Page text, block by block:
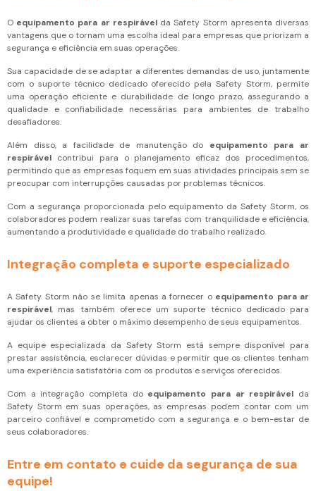
O equipamento para ar respirávelda Safety Storm apresenta diversas
vantagens que o tornam uma escolha ideal para empresas que priorizam a
segurança e eficiência em suas operações.
Sua capacidade de se adaptar a diferentes demandas de uso, juntamente
com o suporte técnico dedicado oferecido pela Safety Storm, permite
uma operação eficiente e durabilidade de longo prazo, assegurando a
qualidade e confiabilidade necessárias para ambientes de trabalho
desafiadores.
Além disso, a facilidade de manutenção do equipamento para ar
respirável contribui para o planejamento eficaz dos procedimentos,
permitindo que as empresas foquem em suas atividades principais sem se
preocupar com interrupções causadas por problemas técnicos.
Com a segurança proporcionada pelo equipamento da Safety Storm, os
colaboradores podem realizar suas tarefas com tranquilidade e eficiência,
aumentando a produtividade e qualidade do trabalho realizado.
Integração completa e suporte especializado
A Safety Storm não se limita apenas a fornecer o equipamento para ar
respirável, mas também oferece um suporte técnico dedicado para
ajudar os clientes a obter o máximo desempenho de seus equipamentos.
A equipe especializada da Safety Storm está sempre disponível para
prestar assistência, esclarecer dúvidas e permitir que os clientes tenham
uma experiência satisfatória com os produtos e serviços oferecidos.
Com a integração completa do equipamento para ar respirável da
Safety Storm em suas operações, as empresas podem contar com um
parceiro confiável e comprometido com a segurança e o bem-estar de
seus colaboradores.
Entre em contato e cuide da segurança de sua
equipe!